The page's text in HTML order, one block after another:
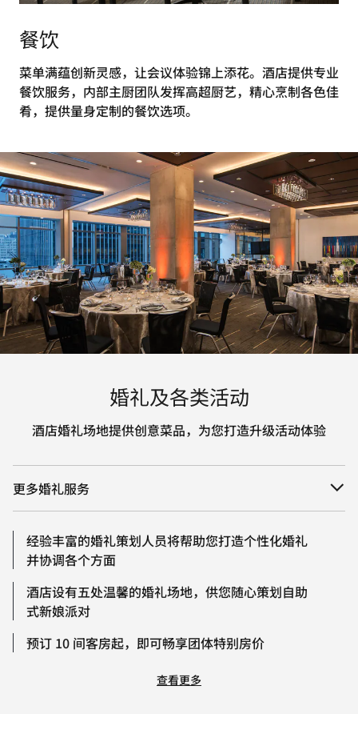
餐饮
菜单满蕴创新灵感，让会议体验锦上添花。酒店提供专业
餐饮服务，内部主厨团队发挥高超厨艺，精心烹制各色佳
肴，提供量身定制的餐饮选项。
婚礼及各类活动
酒店婚礼场地提供创意菜品，为您打造升级活动体验
更多婚礼服务
经验丰富的婚礼策划人员将帮助您打造个性化婚礼
并协调各个方面
酒店设有五处温馨的婚礼场地，供您随心策划自助
式新娘派对
预订 10 间客房起，即可畅享团体特别房价
查看更多